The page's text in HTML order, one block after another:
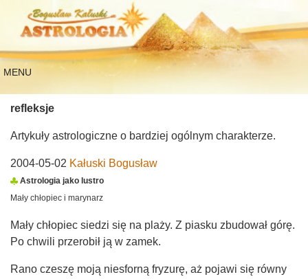
MENU
refleksje
Artykuły astrologiczne o bardziej ogólnym charakterze.
2004-05-02 Kałuski Bogusław
Astrologia jako lustro
Mały chłopiec i marynarz
Mały chłopiec siedzi się na plaży. Z piasku zbudował górę.
Po chwili przerobił ją w zamek.
Rano czeszę moją niesforną fryzurę, aż pojawi się równy